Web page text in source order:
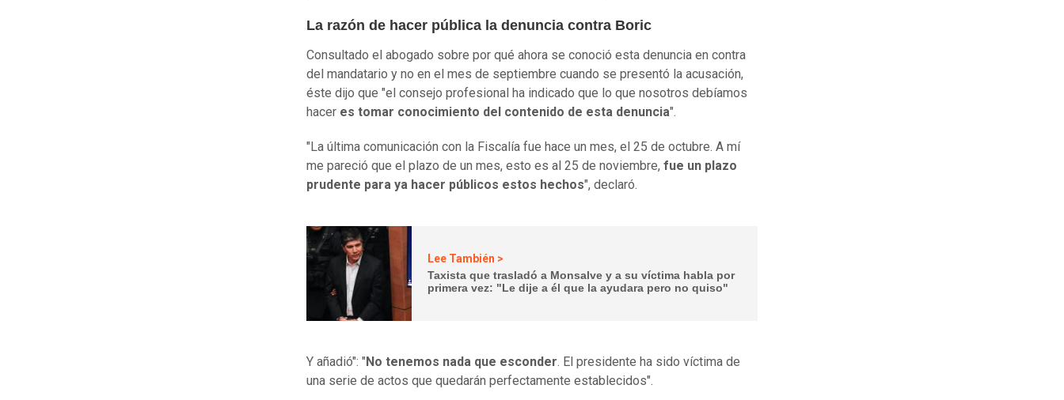
La razón de hacer pública la denuncia contra Boric
Consultado el abogado sobre por qué ahora se conoció esta denuncia en contra
del mandatario y no en el mes de septiembre cuando se presentó la acusación,
éste dijo que "el consejo profesional ha indicado que lo que nosotros debíamos
hacer es tomar conocimiento del contenido de esta denuncia".
"La última comunicación con la Fiscalía fue hace un mes, el 25 de octubre. A mí
me pareció que el plazo de un mes, esto es al 25 de noviembre, fue un plazo
prudente para ya hacer públicos estos hechos", declaró.
Lee También >
Taxista que trasladó a Monsalve y a su víctima habla por
primera vez: "Le dije a él que la ayudara pero no quiso"
Y añadió": "No tenemos nada que esconder. El presidente ha sido víctima de
una serie de actos que quedarán perfectamente establecidos".